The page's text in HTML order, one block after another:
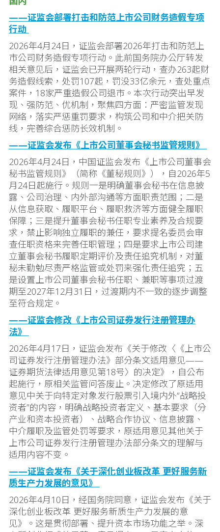
——证监会部署打击和防范上市公司财务造假专项
行动
2026年4月24日，证监会部署2026年打击和防范上
市公司财务造假专项行动。此前国务院办公厅转发
相关意见后，证监会已开展两轮行动，查办263起财
务造假线索，处罚107起，罚没33亿余元，查处重点
案件，18家严重造假公司退市。本次行动突出早发
现、强防范、优机制，聚焦四方面：严密监管发现
网络，落实严惩重罚要求，构筑公司和中介把关防
线，完善综合惩防长效机制。
——证监会发布《上市公司董事会秘书监管规则》
2026年4月24日，中国证监会发布《上市公司董事会
秘书监管规则》（简称《董秘规则》），自2026年5
月24日起施行。规则一是明确董事会秘书在信息披
露、公司治理、内外部沟通等方面职责范围；二是
从信息获取、履职平台、履职救济等方面健全履职
保障；三是提升董事会秘书任职专业素养及合规要
求，禁止影响独立履职的兼任，要求提名委员会审
查任职资格来完善任职管理；四是要求上市公司建
立董事会秘书履职定期评价及责任追究机制，对董
秘未勤勉尽责严格监管或处罚来强化责任追究；五
是设置上市公司董事会秘书任职、兼职等事项过渡
期至2027年12月31日，过渡期内不一致的逐步调整
至符合规定。
——证监会修改《上市公司证券发行注册管理办
法》
2026年4月17日，证监会发布《关于修改〈《上市公
司证券发行注册管理办法》部分条文适用意见——
证券期货法律适用意见第18号〉的决定》，自公布
起施行，原相关监管问答废止。决定修改了原适用
意见中关于向特定对象发行股票引入境内外“战略投
资者”的内容，明确战略投资者定义、基本要求（分
产业和资本投资者）、战略合作协议、信息披露、
中介履职及监管处罚等要求，原适用意见其他关于
上市公司证券发行注册管理办法部分条文的理解与
适用内容不变。
——证监会发布《关于深化创业板改革 更好服务新
质生产力发展的意见》
2026年4月10日，经国务院同意，证监会发布《关于
深化创业板改革 更好服务新质生产力发展的意
见》。这是贯彻部署、提升资本市场功能之举。深